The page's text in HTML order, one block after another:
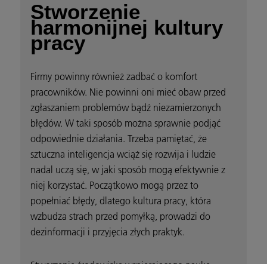
Stworzenie
harmonijnej kultury
pracy
Firmy powinny również zadbać o komfort
pracowników. Nie powinni oni mieć obaw przed
zgłaszaniem problemów bądź niezamierzonych
błędów. W taki sposób można sprawnie podjąć
odpowiednie działania. Trzeba pamiętać, że
sztuczna inteligencja wciąż się rozwija i ludzie
nadal uczą się, w jaki sposób mogą efektywnie z
niej korzystać. Początkowo mogą przez to
popełniać błędy, dlatego kultura pracy, która
wzbudza strach przed pomyłką, prowadzi do
dezinformacji i przyjęcia złych praktyk.